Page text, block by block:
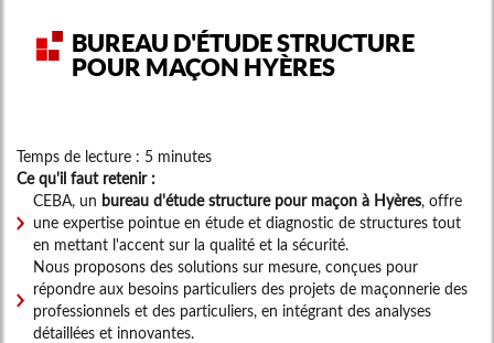
BUREAU D'ÉTUDE STRUCTURE
POUR MAÇON HYÈRES
Temps de lecture : 5 minutes
Ce qu'il faut retenir :
CEBA, un bureau d'étude structure pour maçon à Hyères, offre
une expertise pointue en étude et diagnostic de structures tout
en mettant l'accent sur la qualité et la sécurité.
Nous proposons des solutions sur mesure, conçues pour
répondre aux besoins particuliers des projets de maçonnerie des
professionnels et des particuliers, en intégrant des analyses
détaillées et innovantes.